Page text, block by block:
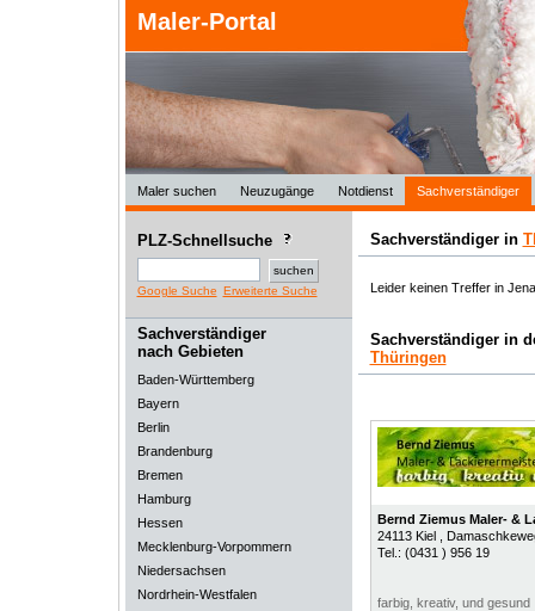
Maler-Portal
Maler suchen Neuzugänge Notdienst Sachverständiger
PLZ-Schnellsuche
Google Suche Erweiterte Suche
Sachverständiger
nach Gebieten
Baden-Württemberg
Bayern
Berlin
Brandenburg
Bremen
Hamburg
Hessen
Mecklenburg-Vorpommern
Niedersachsen
Nordrhein-Westfalen
Sachverständiger in
Leider keinen Treffer in Jena
Sachverständiger in
Thüringen
Bernd Ziemus Maler- &
24113 Kiel
,
Tel.: (0431 ) 956 19
farbig, kreativ, und gesund